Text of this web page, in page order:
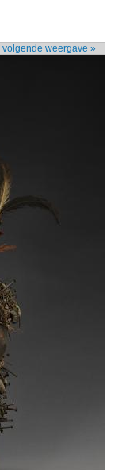
volgende weergave »